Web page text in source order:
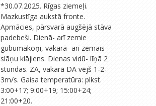
*30.07.2025. Rīgas ziemeļi.
Mazkustīga aukstā fronte.
Apmācies, pārsvarā augšējā stāva
padebeši. Dienā- arī zemie
gubumākoņi, vakarā- arī zemais
slāņu klājiens. Dienas vidū- līņā 2
stundas. ZA, vakarā DA vējš 1-2-
3m/s. Gaisa temperatūra: plkst.
3:00+17; 9:00+19; 15:00+24;
21:00+20.